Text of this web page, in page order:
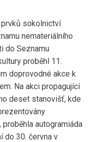
sokolnictví
nemateriálního
do Seznamu
proběhl 11.
doprovodné akce k
Na akci propagující
deset stanovišť, kde
autogramiáda
do 30. června v